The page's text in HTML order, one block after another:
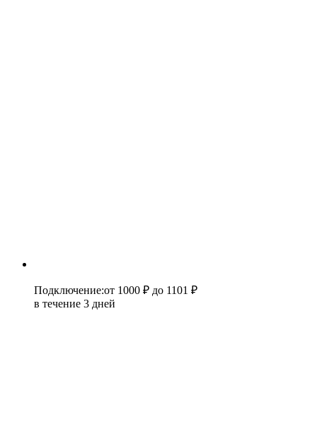
Подключение:от 1000 ₽ до 1101 ₽
в течение 3 дней